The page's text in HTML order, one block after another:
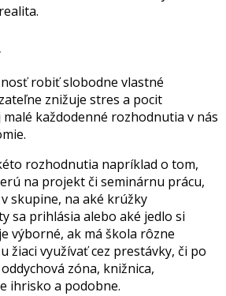
robiť slobodne vlastné
znižuje stres a pocit
každodenné rozhodnutia v nás
rozhodnutia napríklad o tom,
na projekt či seminárnu prácu,
skupine, na aké krúžky
sa prihlásia alebo aké jedlo si
výborné, ak má škola rôzne
žiaci využívať cez prestávky, či po
zóna, knižnica,
ihrisko a podobne.